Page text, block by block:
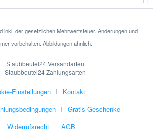
inkl. der gesetzlichen Mehrwertsteuer. Änderungen und
vorbehalten. Abbildungen ähnlich.
Einstellungen
Kontakt
Gratis Geschenke
Widerrufsrecht
AGB